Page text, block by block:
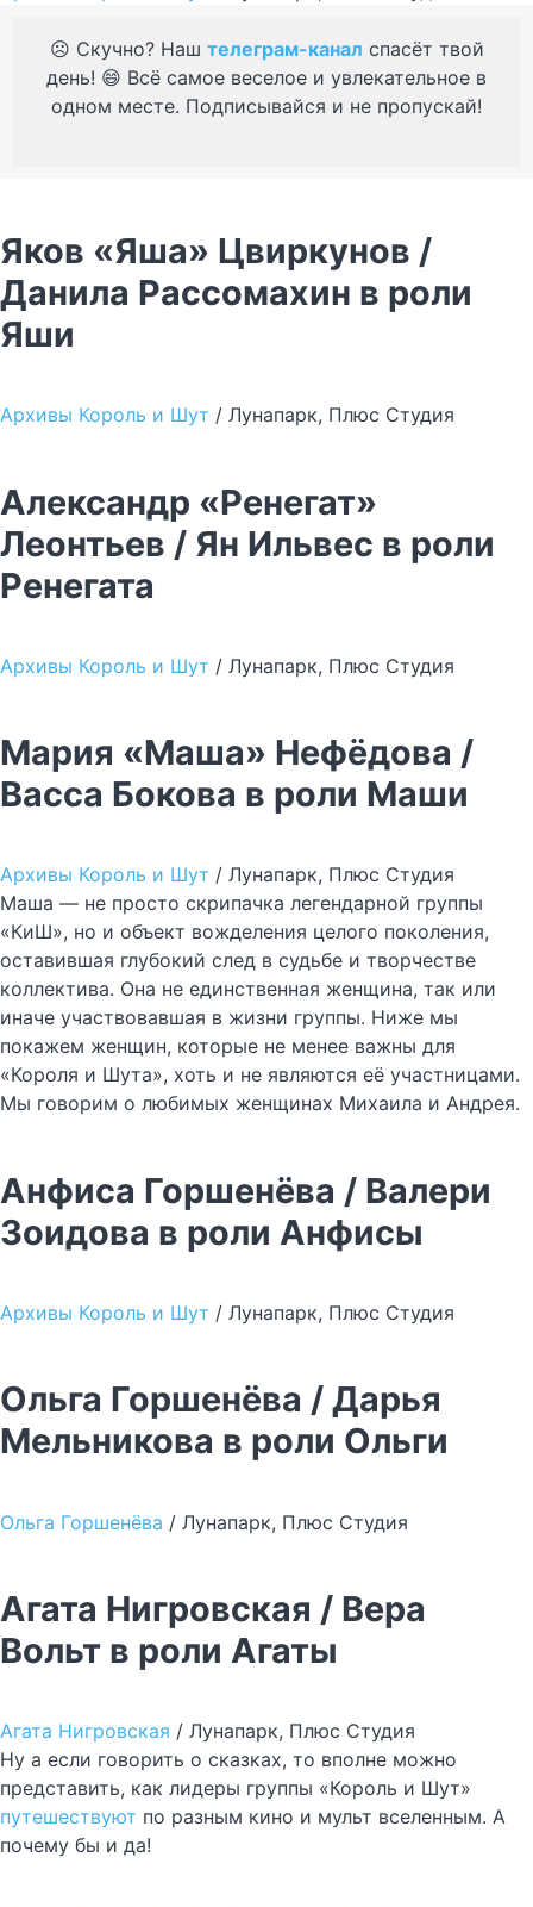
☹️ Скучно? Наш телеграм-канал спасёт твой
день! 😄 Всё самое веселое и увлекательное в
одном месте. Подписывайся и не пропускай!
Яков «Яша» Цвиркунов /
Данила Рассомахин в роли
Яши
Архивы Король и Шут / Лунапарк, Плюс Студия
Александр «Ренегат»
Леонтьев / Ян Ильвес в роли
Ренегата
Архивы Король и Шут / Лунапарк, Плюс Студия
Мария «Маша» Нефёдова /
Васса Бокова в роли Маши
Архивы Король и Шут / Лунапарк, Плюс Студия
Маша — не просто скрипачка легендарной группы
«КиШ», но и объект вожделения целого поколения,
оставившая глубокий след в судьбе и творчестве
коллектива. Она не единственная женщина, так или
иначе участвовавшая в жизни группы. Ниже мы
покажем женщин, которые не менее важны для
«Короля и Шута», хоть и не являются её участницами.
Мы говорим о любимых женщинах Михаила и Андрея.
Анфиса Горшенёва / Валери
Зоидова в роли Анфисы
Архивы Король и Шут / Лунапарк, Плюс Студия
Ольга Горшенёва / Дарья
Мельникова в роли Ольги
Ольга Горшенёва / Лунапарк, Плюс Студия
Агата Нигровская / Вера
Вольт в роли Агаты
Агата Нигровская / Лунапарк, Плюс Студия
Ну а если говорить о сказках, то вполне можно
представить, как лидеры группы «Король и Шут»
путешествуют по разным кино и мульт вселенным. А
почему бы и да!